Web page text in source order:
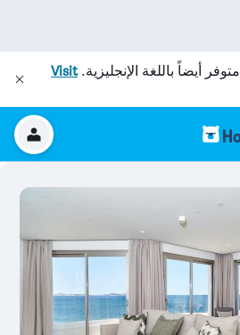
متوفر أيضاً باللغة الإنجليزية.Visit